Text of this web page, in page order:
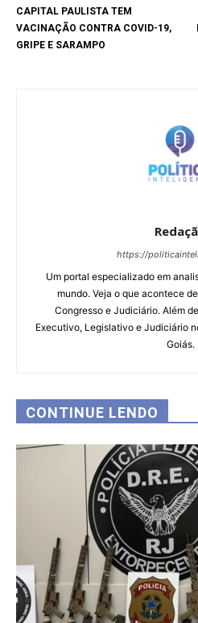
CAPITAL PAULISTA TEM
VACINAÇÃO CONTRA COVID-19,
GRIPE E SARAMPO
https://
Um portal especializado em
mundo. Veja o que acontece
Congresso e Judiciário. Além
Executivo, Legislativo e Judiciário
Goiás.
CONTINUE LENDO